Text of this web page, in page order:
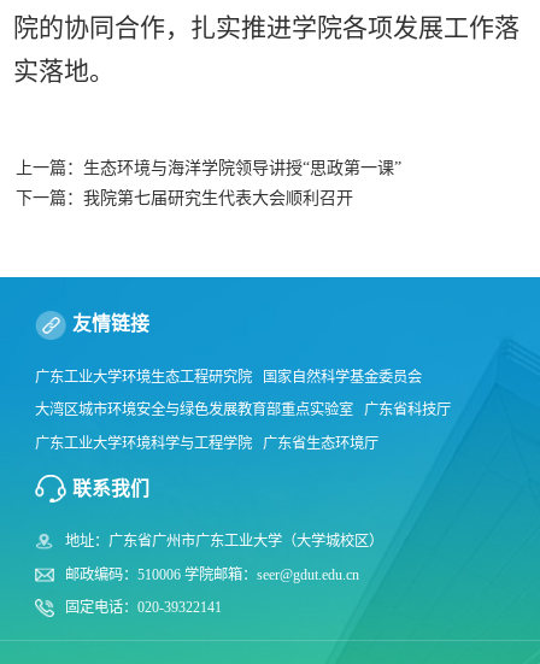
院的协同合作，扎实推进学院各项发展工作落
实落地。
上一篇：生态环境与海洋学院领导讲授“思政第一课”
下一篇：我院第七届研究生代表大会顺利召开
友情链接
广东工业大学环境生态工程研究院
国家自然科学基金委员会
大湾区城市环境安全与绿色发展教育部重点实验室
广东省科技厅
广东工业大学环境科学与工程学院
广东省生态环境厅
中国科学院南海海洋研究所
广东工业大学财务处
广东工业大学分析测试中心
联系我们
地址：广东省广州市广东工业大学（大学城校区）
邮政编码：510006 学院邮箱：seer@gdut.edu.cn
固定电话：020-39322141